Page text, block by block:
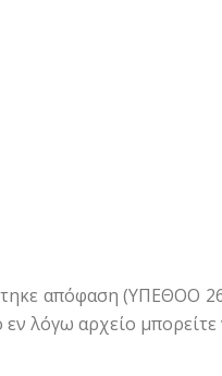
απόφαση (ΥΠΕΘΟΟ
λόγω αρχείο